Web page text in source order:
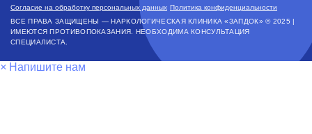
Согласие на обработку персональных данных Политика конфиденциальности
ВСЕ ПРАВА ЗАЩИЩЕНЫ — НАРКОЛОГИЧЕСКАЯ КЛИНИКА «ЗАПДОК» © 2025 |
ИМЕЮТСЯ ПРОТИВОПОКАЗАНИЯ. НЕОБХОДИМА КОНСУЛЬТАЦИЯ
СПЕЦИАЛИСТА.
× Напишите нам